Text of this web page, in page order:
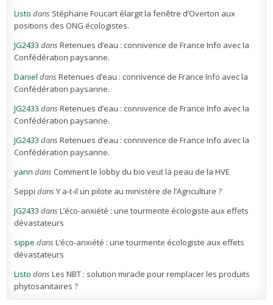
Listo dans Stéphane Foucart élargit la fenêtre d’Overton aux
positions des ONG écologistes.
JG2433 dansRetenues d’eau : connivence de France Info avec la
Confédération paysanne.
Daniel dansRetenues d’eau : connivence de France Info avec la
Confédération paysanne.
JG2433 dansRetenues d’eau : connivence de France Info avec la
Confédération paysanne.
JG2433 dansRetenues d’eau : connivence de France Info avec la
Confédération paysanne.
yann dans Comment le lobby du bio veut la peau de la HVE
Seppi dansY a-t-il un pilote au ministère de l’Agriculture ?
JG2433 dansL’éco-anxiété : une tourmente écologiste aux effets
dévastateurs
sippe dansL’éco-anxiété : une tourmente écologiste aux effets
dévastateurs
Listo dansLes NBT : solution miracle pour remplacer les produits
phytosanitaires ?